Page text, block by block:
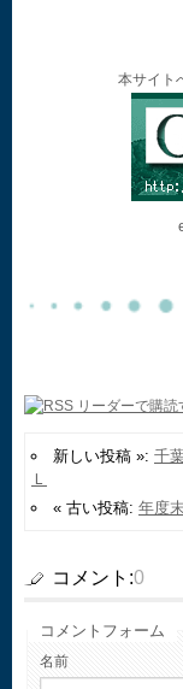
本サイト
新しい投稿 »: 千
Ｌ
« 古い投稿: 年度
コメント:0
コメントフォーム
名前